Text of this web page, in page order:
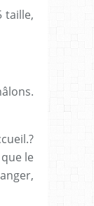
taille,
le